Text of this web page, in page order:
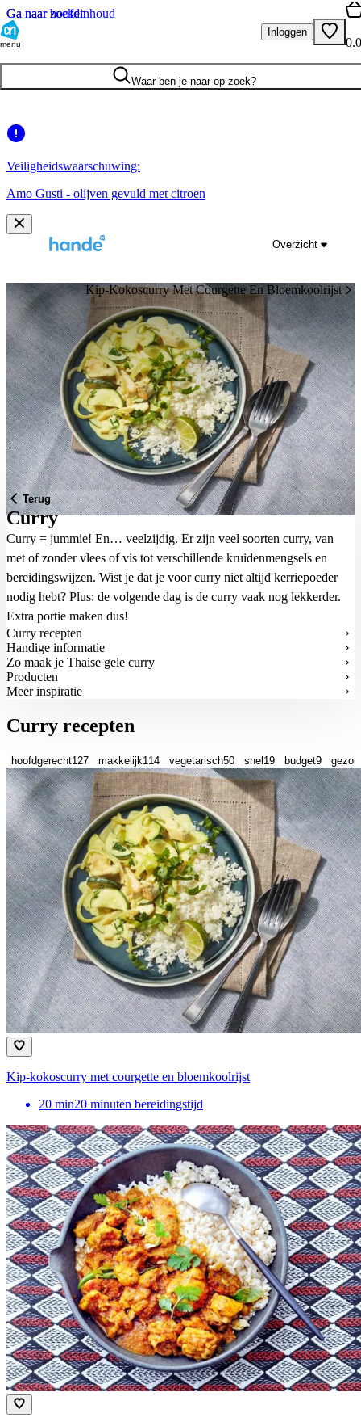
Ga naar hoofdinhoud
Ga naar zoeken
menu
Inloggen
Waar ben je naar op zoek?
Veiligheidswaarschuwing:
Amo Gusti - olijven gevuld met citroen
Overzicht
Kip-Kokoscurry Met Courgette En Bloemkoolrijst
Terug
Curry
Curry = jummie! En… veelzijdig. Er zijn veel soorten curry, van
met of zonder vlees of vis tot verschillende kruidenmengsels en
bereidingswijzen. Wist je dat je voor curry niet altijd kerriepoeder
nodig hebt? Plus: de volgende dag is de curry vaak nog lekkerder.
Extra portie maken dus!
Curry recepten
Handige informatie
Zo maak je Thaise gele curry
Producten
Meer inspiratie
Curry recepten
hoofdgerecht127 makkelijk114 vegetarisch50 snel 19 budget9
Kip-kokoscurry met courgette en bloemkoolrijst
20 min20 minuten bereidingstijd